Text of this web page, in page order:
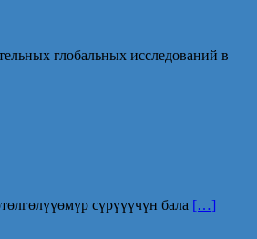
глобальных исследований в
сүрүүүчүн бала […]